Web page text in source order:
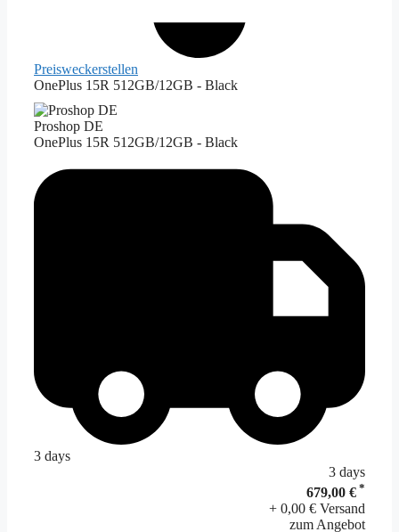
Preisweckerstellen
OnePlus 15R 512GB/12GB - Black
Proshop DE
OnePlus 15R 512GB/12GB - Black
3 days
3 days
679,00 € *
+ 0,00 € Versand
zum Angebot